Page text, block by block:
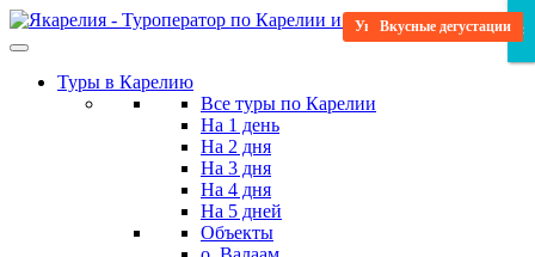
Skip
to
contentТуры в Карелию
Все туры по Карелии
На 1 день
На 2 дня
На 3 дня
На 4 дня
На 5 дней
Объекты
Повышенный комфорт
Релаксационный
Посещение святых мест
Пейзажный
Мистический
Уникальная программа
Водные туры
Научитесь новому
Для детей
Развлекательный
Вкусные дегустации ×××